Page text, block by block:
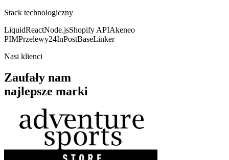
Stack technologiczny
LiquidReactNode.jsShopify APIAkeneo
PIMPrzelewy24InPostBaseLinker
Nasi klienci
Zaufały nam
najlepsze marki